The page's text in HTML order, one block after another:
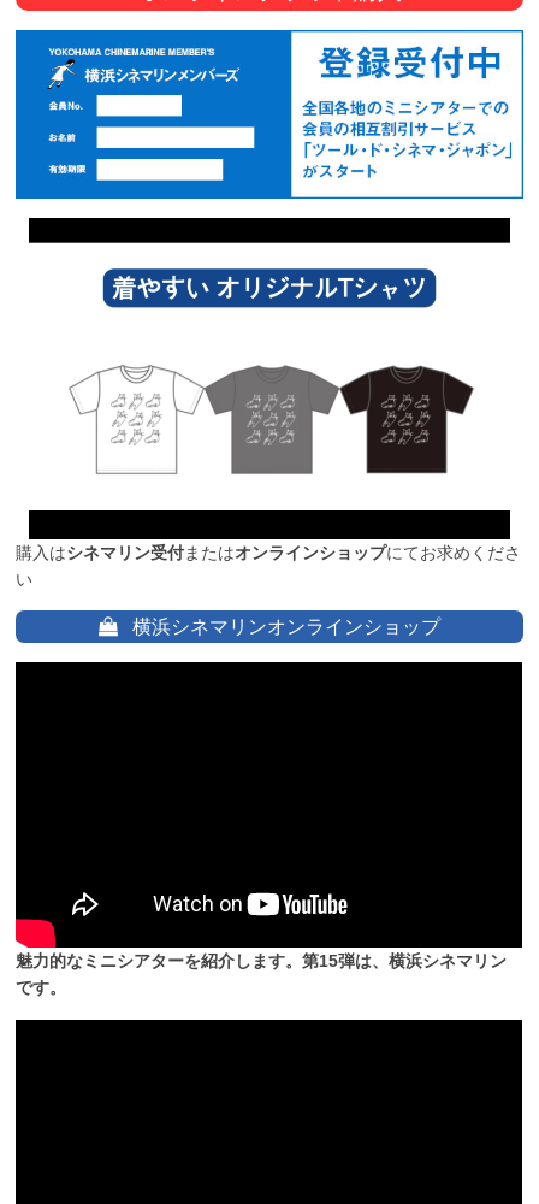
購入はシネマリン受付またはオンラインショップにてお求めくださ
い
横浜シネマリンオンラインショップ
魅力的なミニシアターを紹介します。第15弾は、横浜シネマリン
です。